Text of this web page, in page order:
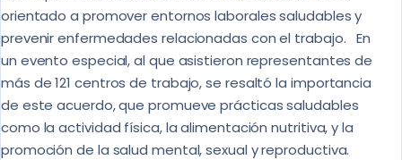
orientado a promover entornos laborales saludables y
prevenir enfermedades relacionadas con el trabajo. En
un evento especial, al que asistieron representantes de
más de 121 centros de trabajo, se resaltó la importancia
de este acuerdo, que promueve prácticas saludables
como la actividad física, la alimentación nutritiva, y la
promoción de la salud mental, sexual y reproductiva.